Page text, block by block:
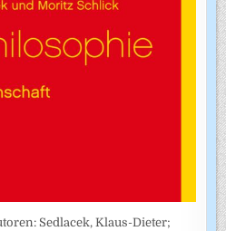
Sedlacek, Klaus-Dieter;